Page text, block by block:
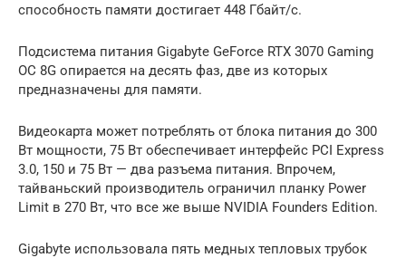
способность памяти достигает 448 Гбайт/с.
Подсистема питания Gigabyte GeForce RTX 3070 Gaming
OC 8G опирается на десять фаз, две из которых
предназначены для памяти.
Видеокарта может потреблять от блока питания до 300
Вт мощности, 75 Вт обеспечивает интерфейс PCI Express
3.0, 150 и 75 Вт — два разъема питания. Впрочем,
тайваньский производитель ограничил планку Power
Limit в 270 Вт, что все же выше NVIDIA Founders Edition.
Gigabyte использовала пять медных тепловых трубок